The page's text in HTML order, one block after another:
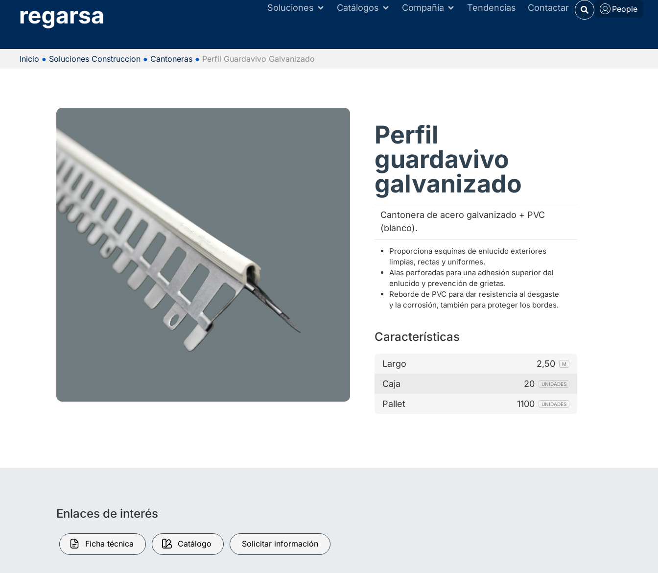
Soluciones Catálogos Compañía Tendencias Contactar People
Inicio ● Soluciones Construccion ● Cantoneras ● Perfil Guardavivo Galvanizado
Perfil
guardavivo
galvanizado
Cantonera de acero galvanizado + PVC
(blanco).
Proporciona esquinas de enlucido exteriores
limpias, rectas y uniformes.
Alas perforadas para una adhesión superior del
enlucido y prevención de grietas.
Reborde de PVC para dar resistencia al desgaste
y la corrosión, también para proteger los bordes.
Características
Largo 2,50 M
Caja 20 UNIDADES
Pallet 1100 UNIDADES
Enlaces de interés
Ficha técnica Catálogo Solicitar información